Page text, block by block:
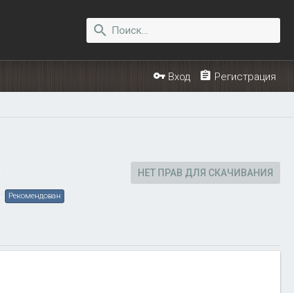
Вход Регистрация
НЕТ ПРАВ ДЛЯ СКАЧИВАНИЯ
Рекомендован